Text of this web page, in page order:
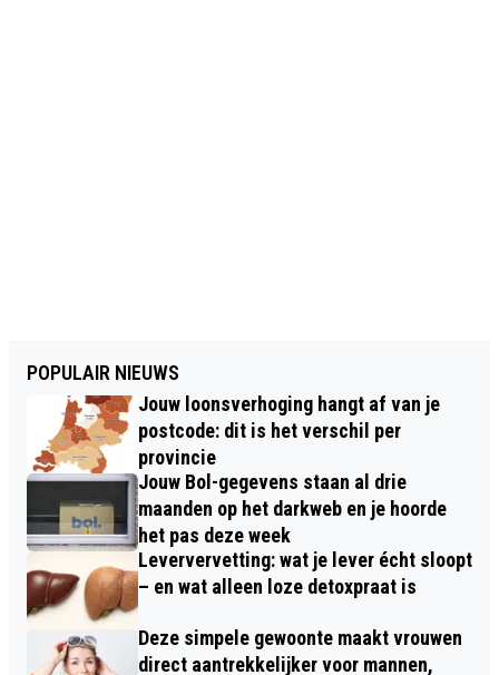
POPULAIR NIEUWS
Jouw loonsverhoging hangt af van je
postcode: dit is het verschil per
provincie
Jouw Bol-gegevens staan al drie
maanden op het darkweb en je hoorde
het pas deze week
Leververvetting: wat je lever écht sloopt
– en wat alleen loze detoxpraat is
Deze simpele gewoonte maakt vrouwen
direct aantrekkelijker voor mannen,